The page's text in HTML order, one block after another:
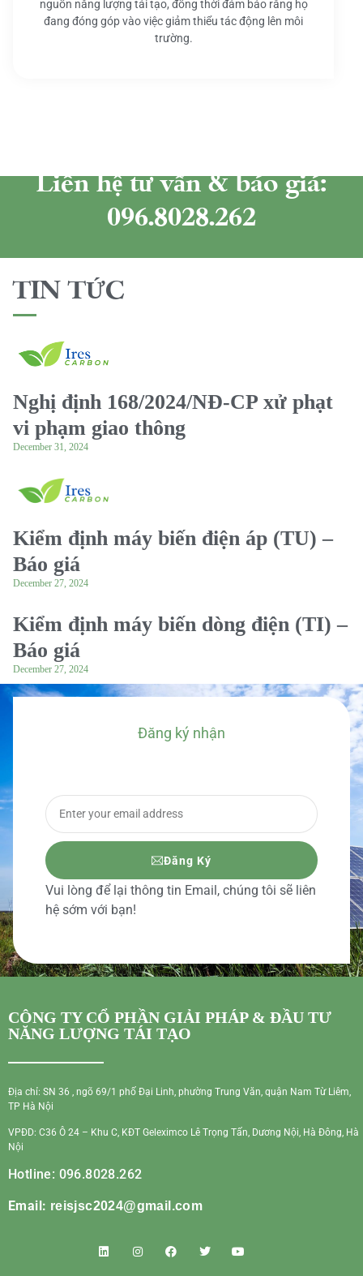
nguồn năng lượng tái tạo, đồng thời đảm bảo rằng họ
đang đóng góp vào việc giảm thiểu tác động lên môi
trường.
Liên hệ tư vấn & báo giá:
096.8028.262
TIN TỨC
Nghị định 168/2024/NĐ-CP xử phạt
vi phạm giao thông
December 31, 2024
Kiểm định máy biến điện áp (TU) –
Báo giá
December 27, 2024
Kiểm định máy biến dòng điện (TI) –
Báo giá
December 27, 2024
Đăng ký nhận
Đăng Ký
Vui lòng để lại thông tin Email, chúng tôi sẽ liên
hệ sớm với bạn!
CÔNG TY CỔ PHẦN GIẢI PHÁP & ĐẦU TƯ
NĂNG LƯỢNG TÁI TẠO
Địa chỉ: SN 36 , ngõ 69/1 phố Đại Linh, phường Trung Văn, quận Nam Từ Liêm,
TP Hà Nội
VPĐD: C36 Ô 24 – Khu C, KĐT Geleximco Lê Trọng Tấn, Dương Nội, Hà Đông, Hà
Nội
Hotline: 096.8028.262
Email: reisjsc2024@gmail.com